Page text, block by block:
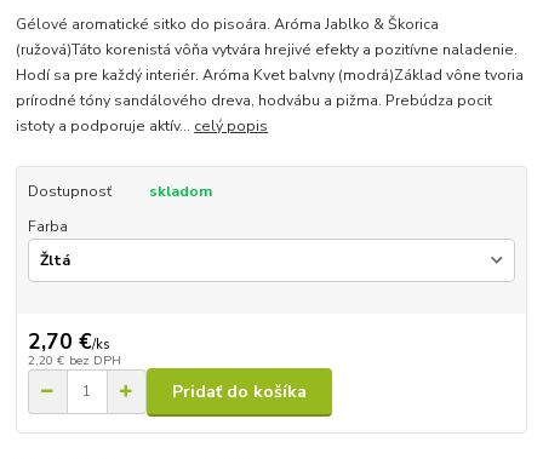
Gélové aromatické sitko do pisoára. Aróma Jablko & Škorica
(ružová)Táto korenistá vôňa vytvára hrejivé efekty a pozitívne naladenie.
Hodí sa pre každý interiér. Aróma Kvet balvny (modrá)Základ vône tvoria
prírodné tóny sandálového dreva, hodvábu a pižma. Prebúdza pocit
istoty a podporuje aktív... celý popis
Dostupnosť
skladom
Farba
2,70 €/ks
2,20 € bez DPH
Pridať do košíka